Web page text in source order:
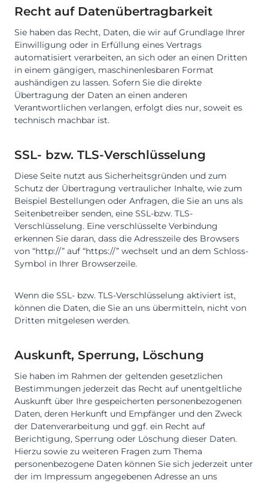
Recht auf Datenübertragbarkeit
Sie haben das Recht, Daten, die wir auf Grundlage Ihrer
Einwilligung oder in Erfüllung eines Vertrags
automatisiert verarbeiten, an sich oder an einen Dritten
in einem gängigen, maschinenlesbaren Format
aushändigen zu lassen. Sofern Sie die direkte
Übertragung der Daten an einen anderen
Verantwortlichen verlangen, erfolgt dies nur, soweit es
technisch machbar ist.
SSL- bzw. TLS-Verschlüsselung
Diese Seite nutzt aus Sicherheitsgründen und zum
Schutz der Übertragung vertraulicher Inhalte, wie zum
Beispiel Bestellungen oder Anfragen, die Sie an uns als
Seitenbetreiber senden, eine SSL-bzw. TLS-
Verschlüsselung. Eine verschlüsselte Verbindung
erkennen Sie daran, dass die Adresszeile des Browsers
von “http://” auf “https://” wechselt und an dem Schloss-
Symbol in Ihrer Browserzeile.
Wenn die SSL- bzw. TLS-Verschlüsselung aktiviert ist,
können die Daten, die Sie an uns übermitteln, nicht von
Dritten mitgelesen werden.
Auskunft, Sperrung, Löschung
Sie haben im Rahmen der geltenden gesetzlichen
Bestimmungen jederzeit das Recht auf unentgeltliche
Auskunft über Ihre gespeicherten personenbezogenen
Daten, deren Herkunft und Empfänger und den Zweck
der Datenverarbeitung und ggf. ein Recht auf
Berichtigung, Sperrung oder Löschung dieser Daten.
Hierzu sowie zu weiteren Fragen zum Thema
personenbezogene Daten können Sie sich jederzeit unter
der im Impressum angegebenen Adresse an uns